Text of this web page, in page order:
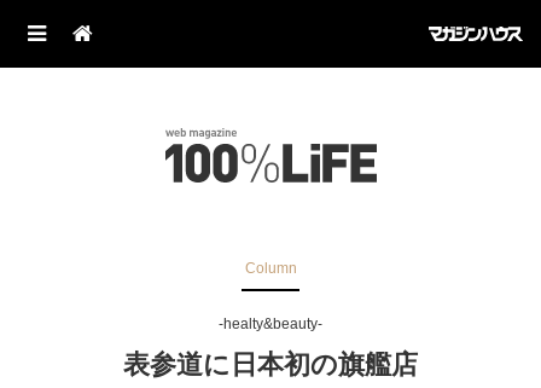
Column
-healty&beauty-
表参道に日本初の旗艦店